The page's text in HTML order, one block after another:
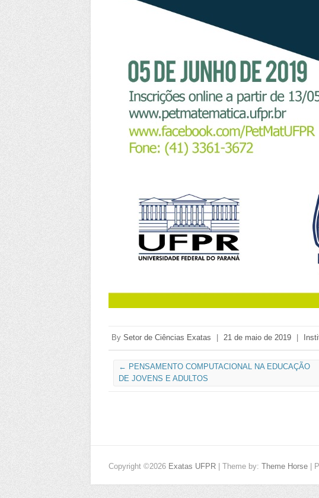
By Setor de Ciências Exatas | 21 de maio de 2019 |
← PENSAMENTO COMPUTACIONAL NA EDUCAÇÃO
DE JOVENS E ADULTOS
Copyright ©2026 Exatas UFPR | Theme by: Theme Horse |